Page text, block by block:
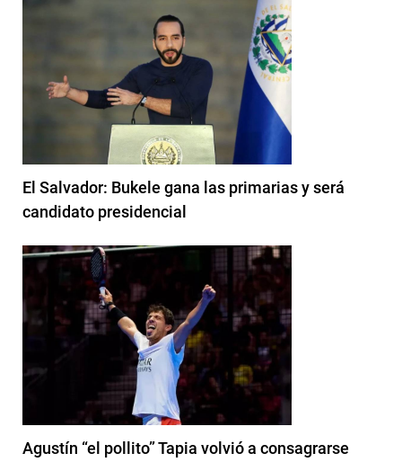
El Salvador: Bukele gana las primarias y será
candidato presidencial
Agustín “el pollito” Tapia volvió a consagrarse